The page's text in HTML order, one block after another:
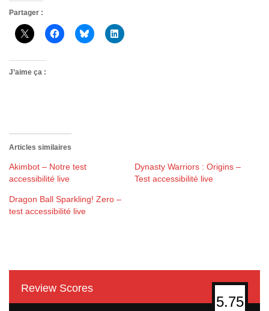
Partager :
J’aime ça :
Articles similaires
Akimbot – Notre test
accessibilité live
Dynasty Warriors : Origins –
Test accessibilité live
Dragon Ball Sparkling! Zero –
test accessibilité live
Review Scores
5.75